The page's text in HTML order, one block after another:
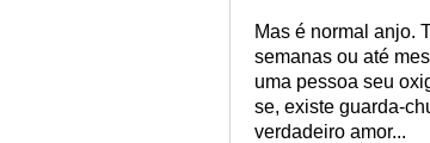
Mas é normal anjo.
semanas ou até
uma pessoa seu
se, existe guarda-
verdadeiro amor...